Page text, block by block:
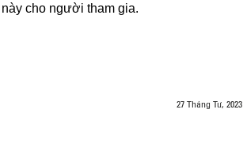
cho người tham gia.
27 Tháng Tư, 2023